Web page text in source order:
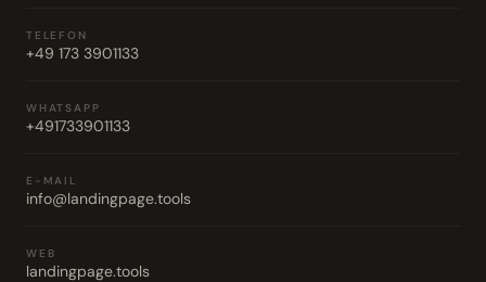
TELEFON
+49 173 3901133
WHATSAPP
+491733901133
E-MAIL
info@landingpage.tools
WEB
landingpage.tools